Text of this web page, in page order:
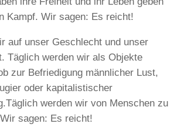
Kampf. Wir sagen: Es reicht!
auf unser Geschlecht und unser
Täglich werden wir als Objekte
zur Befriedigung männlicher Lust,
oder kapitalistischer
werden wir von Menschen zu
sagen: Es reicht!